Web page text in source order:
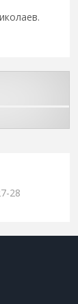
28